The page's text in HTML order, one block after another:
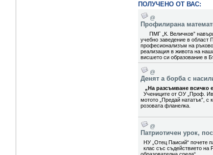
ПОЛУЧЕНО ОТ ВАС:
@
Профилирана
ПМГ „К. Величков”
учебно заведение в област
професионализъм на
реализация в живота на
висшето си образование в
@
Денят а борба с
„На разсъмване всичко
Учениците от ОУ „Проф.
мотото „Предай нататък”,
розовата фланелка.
@
Патриотичен урок,
НУ „Отец Паисий“ почете
клас със съдействието на